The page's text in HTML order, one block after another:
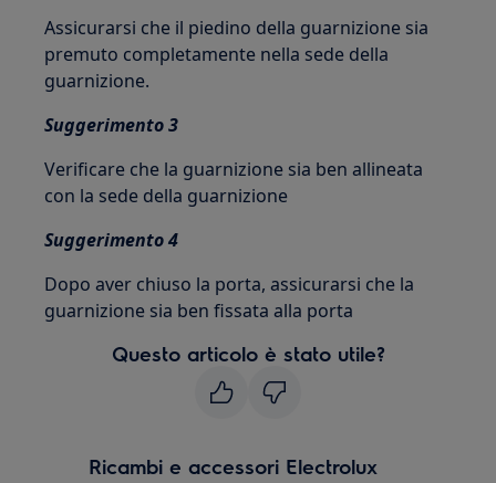
Assicurarsi che il piedino della guarnizione sia
premuto completamente nella sede della
guarnizione.
Suggerimento 3
Verificare che la guarnizione sia ben allineata
con la sede della guarnizione
Suggerimento 4
Dopo aver chiuso la porta, assicurarsi che la
guarnizione sia ben fissata alla porta
Questo articolo è stato utile?
Ricambi e accessori Electrolux